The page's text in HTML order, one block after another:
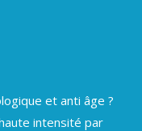
et anti âge ?
intensité par